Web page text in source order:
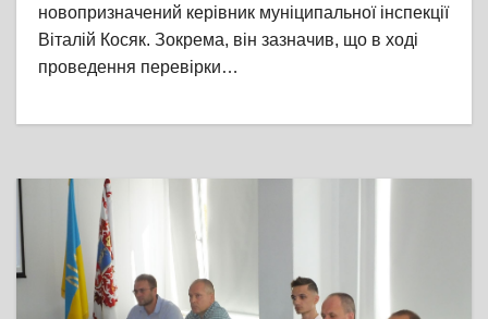
новопризначений керівник муніципальної інспекції
Віталій Косяк. Зокрема, він зазначив, що в ході
проведення перевірки…